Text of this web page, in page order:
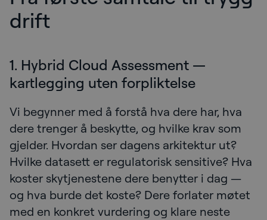
drift
1. Hybrid Cloud Assessment —
kartlegging uten forpliktelse
Vi begynner med å forstå hva dere har, hva
dere trenger å beskytte, og hvilke krav som
gjelder. Hvordan ser dagens arkitektur ut?
Hvilke datasett er regulatorisk sensitive? Hva
koster skytjenestene dere benytter i dag —
og hva burde det koste? Dere forlater møtet
med en konkret vurdering og klare neste